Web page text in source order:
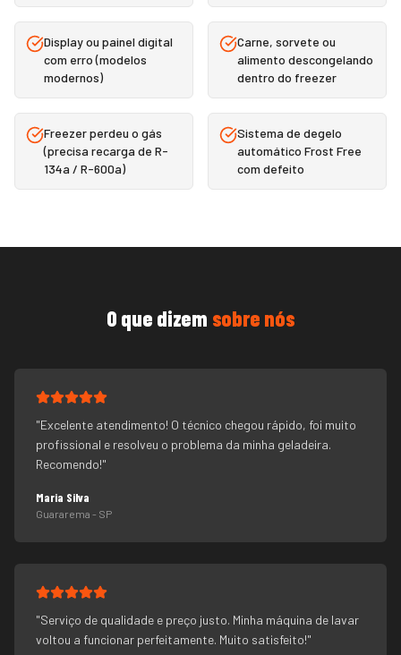
Display ou painel digital
com erro (modelos
modernos)
Carne, sorvete ou
alimento descongelando
dentro do freezer
Freezer perdeu o gás
(precisa recarga de R-
134a / R-600a)
Sistema de degelo
automático Frost Free
com defeito
O que dizem sobre nós
"Excelente atendimento! O técnico chegou rápido, foi muito
profissional e resolveu o problema da minha geladeira.
Recomendo!"
Maria Silva
Guararema - SP
"Serviço de qualidade e preço justo. Minha máquina de lavar
voltou a funcionar perfeitamente. Muito satisfeito!"